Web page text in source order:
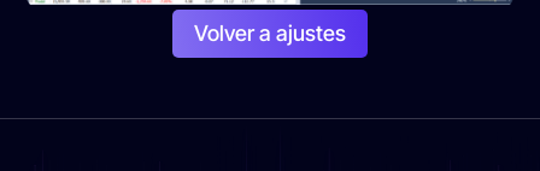
Volver a ajustes